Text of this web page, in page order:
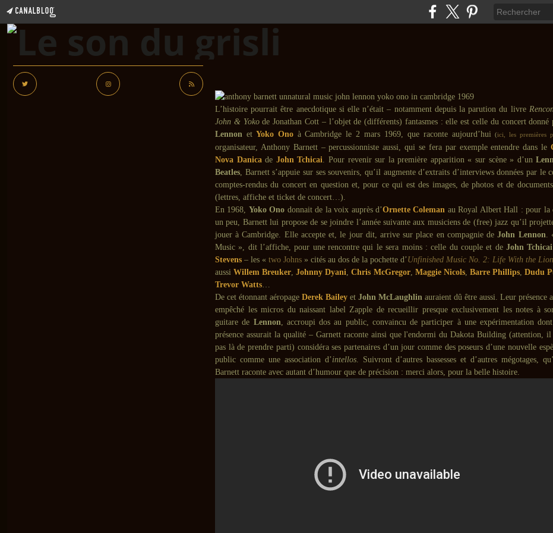
L’histoire pourrait être anecdotique si elle n’était – notamment depuis la parution du livre
John & Yokode Jonathan Cott – l’objet de (différents) fantasmes : elle est celle du concert
Lennon etYoko Onoà Cambridge le 2 mars 1969, que raconte aujourd’hui(ici, les premières
organisateur, Anthony Barnett – percussionniste aussi, qui se fera par exemple entendre dans le
Nova Danicade John Tchicai. Pour revenir sur la première apparition « sur scène » d’un
Beatles, Barnett s’appuie sur ses souvenirs, qu’il augmente d’extraits d’interviews données par le
comptes-rendus du concert en question et, pour ce qui est des images, de photos et de
(lettres, affiche et ticket de concert…).
En 1968, Yoko Ono donnait de la voix auprès d’Ornette Coleman au Royal Albert Hall : pour la
un peu, Barnett lui propose de se joindre l’année suivante aux musiciens de (free) jazz qu’il
jouer à Cambridge. Elle accepte et, le jour dit, arrive sur place en compagnie deJohn Lennon.
Music », dit l’affiche, pour une rencontre qui le sera moins : celle du couple et de John Tchicai
Stevens – les « two Johns » cités au dos de la pochette d’Unfinished Music No. 2: Life With the
aussiWillem Breuker,Johnny Dyani,Chris McGregor, Maggie Nicols, Barre Phillips,Dudu
Trevor Watts…
De cet étonnant aéropage Derek Bailey et John McLaughlin auraient dû être aussi. Leur présence
empêché les micros du naissant label Zapple de recueillir presque exclusivement les notes à
guitare de Lennon, accroupi dos au public, convaincu de participer à une expérimentation
présence assurait la qualité – Garnett raconte ainsi que l'endormi du Dakota Building (attention, il
pas là de prendre parti) considéra ses partenaires d’un jour comme des poseurs d’une nouvelle
public comme une association d’intellos. Suivront d’autres bassesses et d’autres mégotages,
Barnett raconte avec autant d’humour que de précision : merci alors, pour la belle histoire.